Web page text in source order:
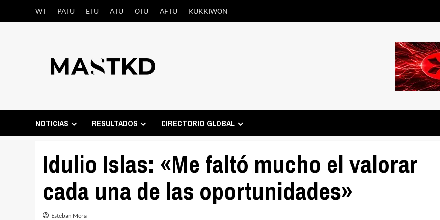
WT PATU ETU ATU OTU AFTU KUKKIWON
NOTICIAS RESULTADOS DIRECTORIO GLOBAL
Idulio Islas: «Me faltó mucho el valorar
cada una de las oportunidades»
Esteban Mora